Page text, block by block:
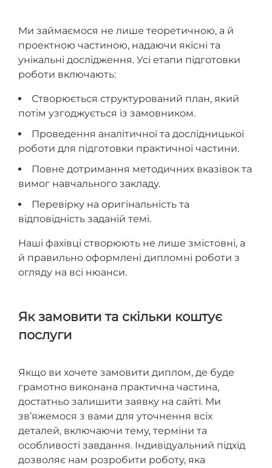
Ми займаємося не лише теоретичною, а й
проектною частиною, надаючи якісні та
унікальні дослідження. Усі етапи підготовки
роботи включають:
Створюється структурований план, який
потім узгоджується із замовником.
Проведення аналітичної та дослідницької
роботи для підготовки практичної частини.
Повне дотримання методичних вказівок та
вимог навчального закладу.
Перевірку на оригінальність та
відповідність заданій темі.
Наші фахівці створюють не лише змістовні, а
й правильно оформлені дипломні роботи з
огляду на всі нюанси.
Як замовити та скільки коштує
послуги
Якщо ви хочете замовити диплом, де буде
грамотно виконана практична частина,
достатньо залишити заявку на сайті. Ми
зв’яжемося з вами для уточнення всіх
деталей, включаючи тему, терміни та
особливості завдання. Індивідуальний підхід
дозволяє нам розробити роботу, яка